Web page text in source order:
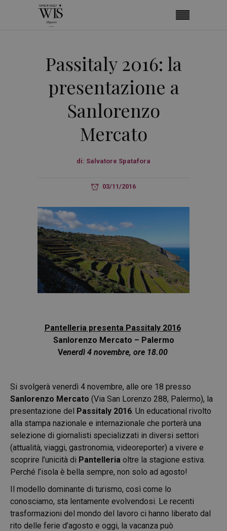
Passitaly 2016: la
presentazione a
Sanlorenzo
Mercato
di: Salvatore Spatafora
03/11/2016
Pantelleria presenta Passitaly 2016
Sanlorenzo Mercato – Palermo
Venerdì 4 novembre, ore 18.00
Si svolgerà venerdì 4 novembre, alle ore 18 presso
Sanlorenzo Mercato (Via San Lorenzo 288, Palermo), la
presentazione del Passitaly 2016. Un educational rivolto
alla stampa nazionale e internazionale che porterà una
selezione di giornalisti specializzati in diversi settori
(attualità, viaggi, gastronomia, videoreporter) a vivere e
scoprire l’unicità di Pantelleria oltre la stagione estiva.
Perché l’isola è bella sempre, non solo ad agosto!
Il modello dominante di turismo, così come lo
conosciamo, sta lentamente evolvendosi. Le recenti
trasformazioni del mondo del lavoro ci hanno liberato dal
rito delle ferie d’agosto e oggi, la vacanza può